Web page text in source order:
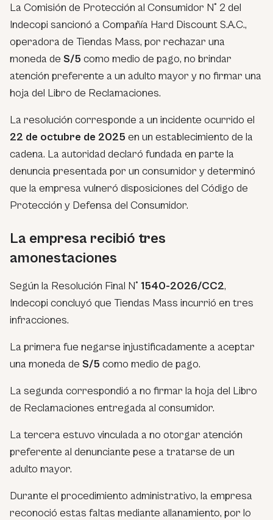
La Comisión de Protección al Consumidor N° 2 del
Indecopi sancionó a Compañía Hard Discount S.A.C.,
operadora de Tiendas Mass, por rechazar una
moneda de S/5 como medio de pago, no brindar
atención preferente a un adulto mayor y no firmar una
hoja del Libro de Reclamaciones.
La resolución corresponde a un incidente ocurrido el
22 de octubre de 2025 en un establecimiento de la
cadena. La autoridad declaró fundada en parte la
denuncia presentada por un consumidor y determinó
que la empresa vulneró disposiciones del Código de
Protección y Defensa del Consumidor.
La empresa recibió tres
amonestaciones
Según la Resolución Final N° 1540-2026/CC2,
Indecopi concluyó que Tiendas Mass incurrió en tres
infracciones.
La primera fue negarse injustificadamente a aceptar
una moneda de S/5 como medio de pago.
La segunda correspondió a no firmar la hoja del Libro
de Reclamaciones entregada al consumidor.
La tercera estuvo vinculada a no otorgar atención
preferente al denunciante pese a tratarse de un
adulto mayor.
Durante el procedimiento administrativo, la empresa
reconoció estas faltas mediante allanamiento, por lo